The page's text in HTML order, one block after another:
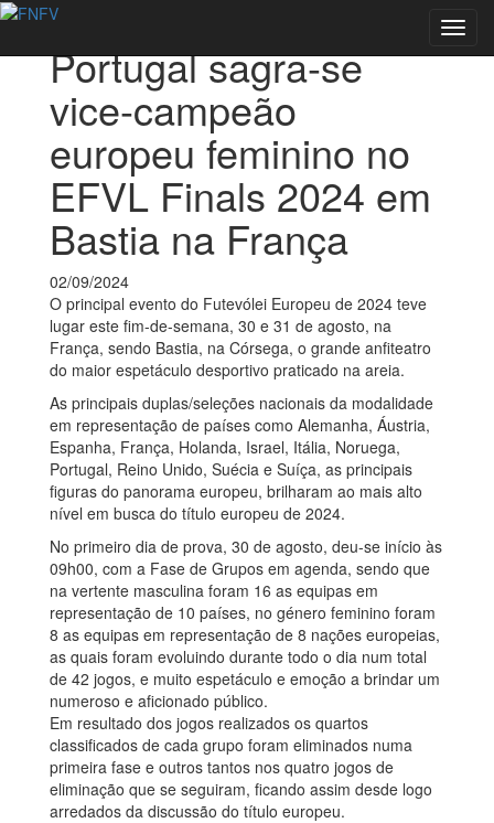
Portugal sagra-se
vice-campeão
europeu feminino no
EFVL Finals 2024 em
Bastia na França
02/09/2024
O principal evento do Futevólei Europeu de 2024 teve
lugar este fim-de-semana, 30 e 31 de agosto, na
França, sendo Bastia, na Córsega, o grande anfiteatro
do maior espetáculo desportivo praticado na areia.
As principais duplas/seleções nacionais da modalidade
em representação de países como Alemanha, Áustria,
Espanha, França, Holanda, Israel, Itália, Noruega,
Portugal, Reino Unido, Suécia e Suíça, as principais
figuras do panorama europeu, brilharam ao mais alto
nível em busca do título europeu de 2024.
No primeiro dia de prova, 30 de agosto, deu-se início às
09h00, com a Fase de Grupos em agenda, sendo que
na vertente masculina foram 16 as equipas em
representação de 10 países, no género feminino foram
8 as equipas em representação de 8 nações europeias,
as quais foram evoluindo durante todo o dia num total
de 42 jogos, e muito espetáculo e emoção a brindar um
numeroso e aficionado público.
Em resultado dos jogos realizados os quartos
classificados de cada grupo foram eliminados numa
primeira fase e outros tantos nos quatro jogos de
eliminação que se seguiram, ficando assim desde logo
arredados da discussão do título europeu.